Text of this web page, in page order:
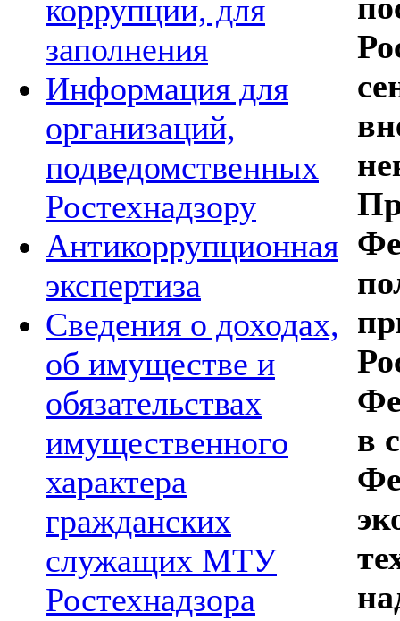
коррупции, для
заполнения
Информация для
организаций,
подведомственных
Ростехнадзору
Антикоррупционная
экспертиза
Сведения о доходах,
об имуществе и
обязательствах
имущественного
характера
гражданских
служащих МТУ
Ростехнадзора
в